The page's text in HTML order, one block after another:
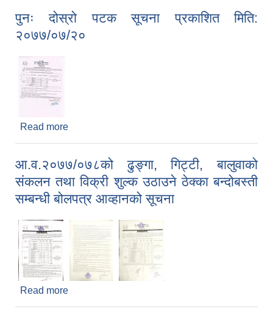
पुनः दोस्रो पटक सूचना प्रकाशित मिति:
२०७७/०७/२०
Read more
आ.व.२०७७/०७८को ढुङ्गा, गिट्टी, बालुवाको
संकलन तथा विक्री शुल्क उठाउने ठेक्का बन्दोबस्ती
सम्बन्धी बोलपत्र आव्हानको सूचना
Read more